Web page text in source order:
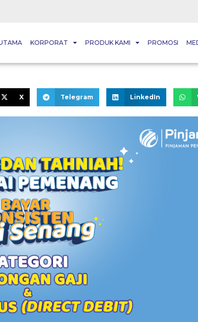
KORPORAT PRODUK KAMI PROMOSI
X Telegram LinkedIn